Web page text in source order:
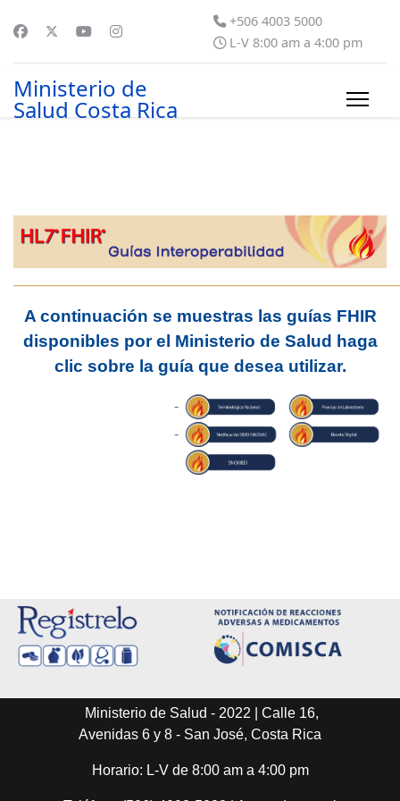
+506 4003 5000
L-V 8:00 am a 4:00 pm
Ministerio de
Salud Costa Rica
A continuación se muestras las guías FHIR
disponibles por el Ministerio de Salud haga
clic sobre la guía que desea utilizar.
Ministerio de Salud - 2022 | Calle 16,
Avenidas 6 y 8 - San José, Costa Rica
Horario: L-V de 8:00 am a 4:00 pm